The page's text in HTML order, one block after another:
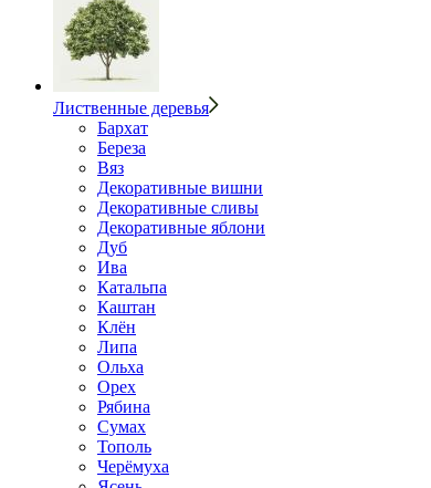
Лиственные деревья
Бархат
Береза
Вяз
Декоративные вишни
Декоративные сливы
Декоративные яблони
Дуб
Ива
Катальпа
Каштан
Клён
Липа
Ольха
Орех
Рябина
Сумах
Тополь
Черёмуха